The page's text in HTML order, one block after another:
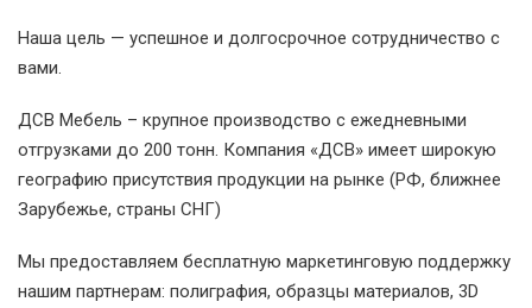
Наша цель — успешное и долгосрочное сотрудничество с
вами.
ДСВ Мебель – крупное производство с ежедневными
отгрузками до 200 тонн. Компания «ДСВ» имеет широкую
географию присутствия продукции на рынке (РФ, ближнее
Зарубежье, страны СНГ)
Мы предоставляем бесплатную маркетинговую поддержку
нашим партнерам: полиграфия, образцы материалов, 3D